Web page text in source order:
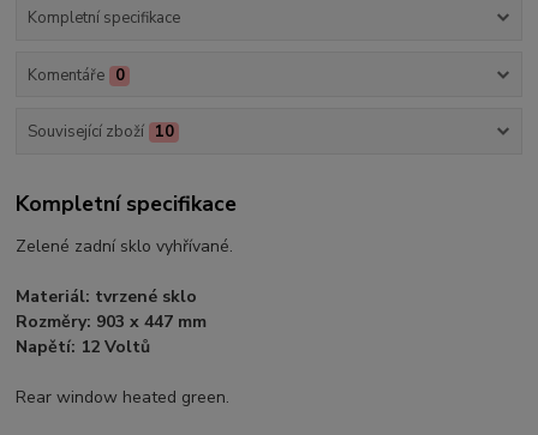
Kompletní specifikace
Komentáře 0
Související zboží 10
Kompletní specifikace
Zelené zadní sklo vyhřívané.
Materiál: tvrzené sklo
Rozměry: 903 x 447 mm
Napětí: 12 Voltů
Rear window heated green.